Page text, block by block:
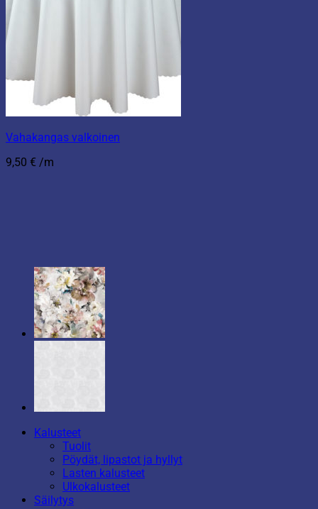
Vahakangas valkoinen
9,50 € /m
Kalusteet
Tuolit
Pöydät, lipastot ja hyllyt
Lasten kalusteet
Ulkokalusteet
Säilytys